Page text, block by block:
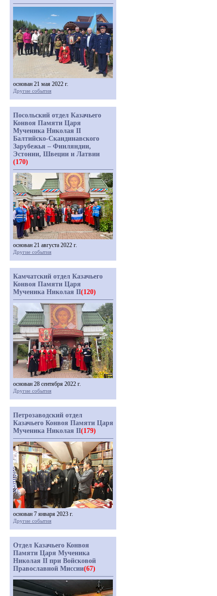
основан 21 мая 2022 г.
Другие события
Посольский отдел Казачьего
Конвоя Памяти Царя
Мученика Николая II
Балтийско-Скандинавского
Зарубежья – Финляндии,
Эстонии, Швеции и Латвии
(170)
основан 21 августа 2022 г.
Другие события
Камчатский отдел Казачьего
Конвоя Памяти Царя
Мученика Николая II(120)
основан 28 сентября 2022 г.
Другие события
Петрозаводский отдел
Казачьего Конвоя Памяти Царя
Мученика Николая II(179)
основан 7 января 2023 г.
Другие события
Отдел Казачьего Конвоя
Памяти Царя Мученика
Николая II при Войсковой
Православной Миссии(67)